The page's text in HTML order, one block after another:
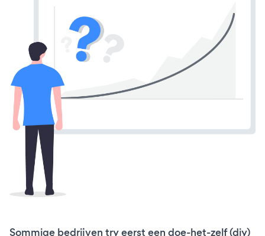
Sommige bedrijven try eerst een doe-het-zelf (diy)